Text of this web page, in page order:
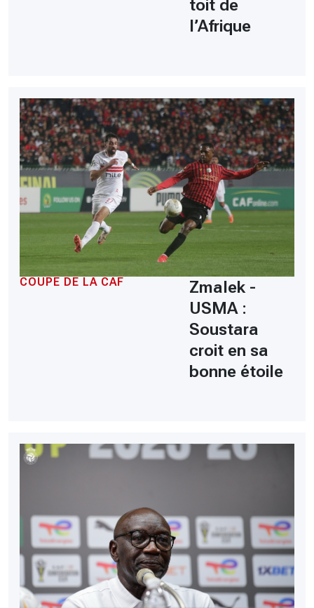
toit de
l’Afrique
COUPE DE LA CAF
Zmalek -
USMA :
Soustara
croit en sa
bonne étoile